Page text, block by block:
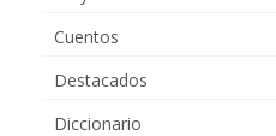
Cuentos
Destacados
Diccionario